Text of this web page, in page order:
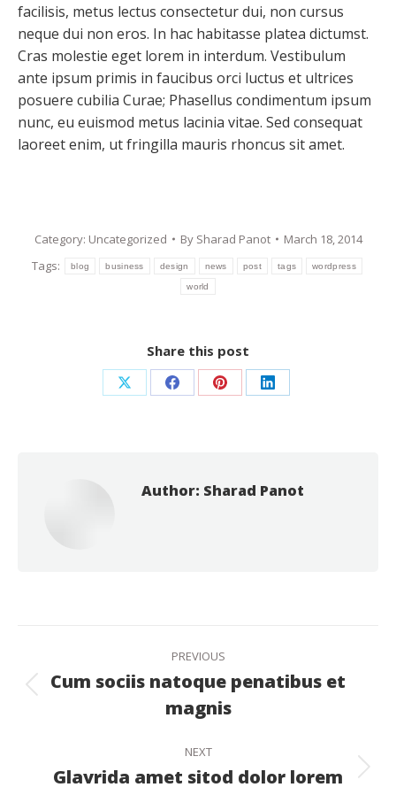
facilisis, metus lectus consectetur dui, non cursus
neque dui non eros. In hac habitasse platea dictumst.
Cras molestie eget lorem in interdum. Vestibulum
ante ipsum primis in faucibus orci luctus et ultrices
posuere cubilia Curae; Phasellus condimentum ipsum
nunc, eu euismod metus lacinia vitae. Sed consequat
laoreet enim, ut fringilla mauris rhoncus sit amet.
Category: Uncategorized By Sharad Panot
March 18, 2014
Tags:
blog business design news post tags wordpress
world
Share this post
Author: Sharad Panot
PREVIOUS
Cum sociis natoque penatibus et
magnis
NEXT
Glavrida amet sitod dolor lorem